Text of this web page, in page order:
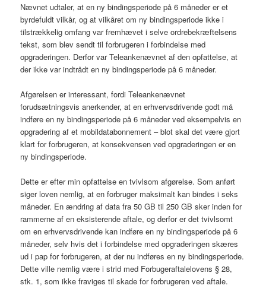
Nævnet udtaler, at en ny bindingsperiode på 6 måneder er et
byrdefuldt vilkår, og at vilkåret om ny bindingsperiode ikke i
tilstrækkelig omfang var fremhævet i selve ordrebekræftelsens
tekst, som blev sendt til forbrugeren i forbindelse med
opgraderingen. Derfor var Teleankenævnet af den opfattelse, at
der ikke var indtrådt en ny bindingsperiode på 6 måneder.
Afgørelsen er interessant, fordi Teleankenævnet
forudsætningsvis anerkender, at en erhvervsdrivende godt må
indføre en ny bindingsperiode på 6 måneder ved eksempelvis en
opgradering af et mobildatabonnement – blot skal det være gjort
klart for forbrugeren, at konsekvensen ved opgraderingen er en
ny bindingsperiode.
Dette er efter min opfattelse en tvivlsom afgørelse. Som anført
siger loven nemlig, at en forbruger maksimalt kan bindes i seks
måneder. En ændring af data fra 50 GB til 250 GB sker inden for
rammerne af en eksisterende aftale, og derfor er det tvivlsomt
om en erhvervsdrivende kan indføre en ny bindingsperiode på 6
måneder, selv hvis det i forbindelse med opgraderingen skæres
ud i pap for forbrugeren, at der nu indføres en ny bindingsperiode.
Dette ville nemlig være i strid med Forbugeraftalelovens § 28,
stk. 1, som ikke fraviges til skade for forbrugeren ved aftale.